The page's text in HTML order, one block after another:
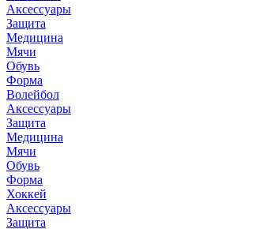
Аксессуары
Защита
Медицина
Мячи
Обувь
Форма
Волейбол
Аксессуары
Защита
Медицина
Мячи
Обувь
Форма
Хоккей
Аксессуары
Защита